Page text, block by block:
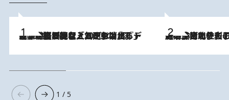
2026.8.5
【なぜ吉沢亮は「気配を消せる」のか？】興行収入208億の『国宝』を経て挑むミュージカル『ディア・エヴァン・ハンセン』。トップ俳優が舞台上でさらけ出した“孤独”とは 2026.8.3
《「文士の子ども被害者の会」発足！》阿川佐和子（72）が語る遠藤周作に北杜夫、劇作家・矢代静一の子どもたちの“文豪プライベート事件簿”
1 / 5